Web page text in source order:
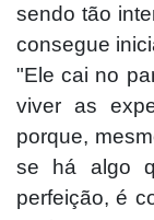
sendo tão
consegue
"Ele cai no
viver as
porque,
se há algo
perfeição, é